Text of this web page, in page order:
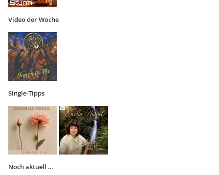
Video der Woche
Single-Tipps
Noch aktuell …